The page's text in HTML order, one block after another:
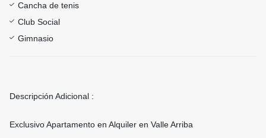
Cancha de tenis
Club Social
Gimnasio
Descripción Adicional :
Exclusivo Apartamento en Alquiler en Valle Arriba